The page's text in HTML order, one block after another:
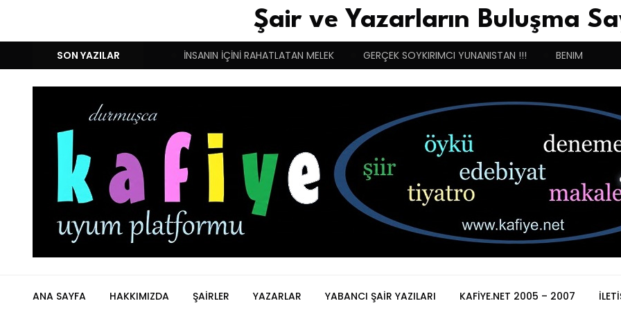
Şair ve Yazarların Buluşma
SON YAZILAR
DUYGULARIN BASARINDIR! İNSANIN İÇİNİ RAHATLATAN MELEK GERÇEK SOYKIRIMCI YUNANISTAN !!! BENIM
ANA SAYFA HAKKIMIZDA ŞAIRLER YAZARLAR YABANCI ŞAIR YAZILARI KAFIYE.NET 2005 – 2007